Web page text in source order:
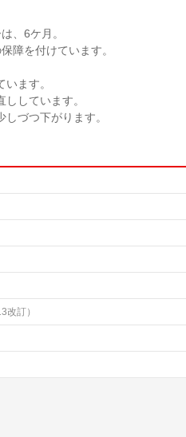
、6ケ月。
障を付けています。
ます。
しています。
づつ下がります。
訂）